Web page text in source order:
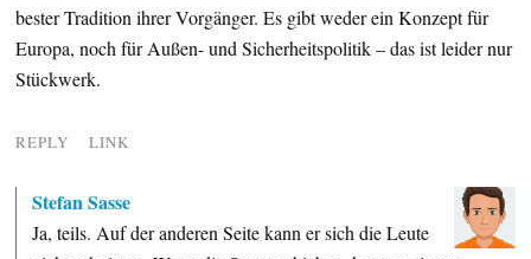
bester Tradition ihrer Vorgänger. Es gibt weder ein Konzept für
Europa, noch für Außen- und Sicherheitspolitik – das ist leider nur
Stückwerk.
REPLY LINK
Stefan Sasse
Ja, teils. Auf der anderen Seite kann er sich die Leute